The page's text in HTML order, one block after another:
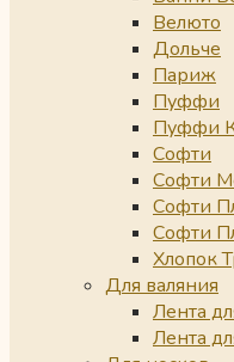
Велюто
Дольче
Париж
Пуффи
Пуффи
Софти
Софти
Софти
Софти
Хлопок
Для валяния
Лента
Лента